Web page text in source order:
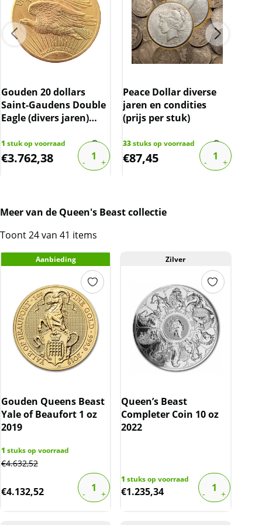
BTW
Dit product wordt onder de margeregel
verhandeld. Dit houdt in dat wij btw afdragen
over de marge die wij behalen op dit product.
De btw mag hierdoor door ons niet op de
website is inclusief btw.
Gouden 20 dollars
Saint-Gaudens Double
Eagle (divers jaren)
1 stuk op voorraad
€3.762,38
Peace Dollar diverse
jaren en condities
(prijs per stuk)
33stuks op voorraad
€87,45
Meer van de Queen's Beast collectie
Toont 24 van 41 items
Aanbieding
Gouden Queens Beast
Yale of Beaufort 1 oz
2019
1 stuks op voorraad
€4.632,52
€4.132,52
Zilver
Queen’s Beast
Completer Coin 10 oz
2022
1 stuks op voorraad
€1.235,34